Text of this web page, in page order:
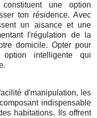
une option
ton résidence. Avec
un aisance et une
l'régulation de la
domicile. Opter pour
intelligente qui
d'manipulation, les
indispensable
habitations. Ils offrent